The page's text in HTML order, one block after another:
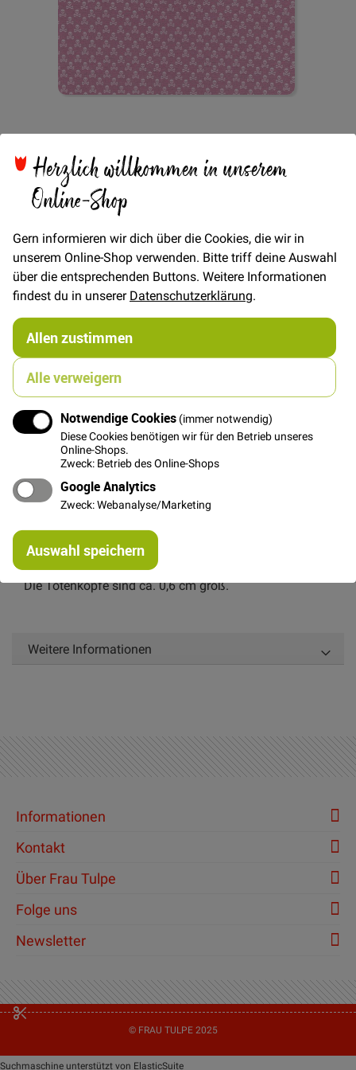
Herzlich willkommen in unserem
Online-Shop
Gern informieren wir dich über die Cookies, die wir in
unserem Online-Shop verwenden. Bitte triff deine Auswahl
über die entsprechenden Buttons. Weitere Informationen
findest du in unsererDatenschutzerklärung.
Allen zustimmen
Alle verweigern
Notwendige Cookies (immer notwendig)
Diese Cookies benötigen wir für den Betrieb unseres
Online-Shops.
Zweck: Betrieb des Online-Shops
Google Analytics
Zweck: Webanalyse/Marketing
Auswahl speichern
Bildgalerie
springen
Popeline tiny Skulls -
Rosa
Verfügbarkeit Auf Lager
5,00 €
€/METER(Freie Eingabe)
Details
Feiner, fester Baumwollstoff, geprüft nach OEKO-TEX®
Standard 100.
Die Totenköpfe sind ca. 0,6 cm groß.
Weitere Informationen
Informationen
Kontakt
Über Frau Tulpe
Folge uns
Newsletter
© FRAU TULPE 2025
Suchmaschine unterstützt von ElasticSuite